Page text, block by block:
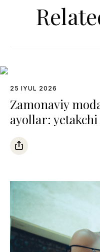
25 IYUL 2026
Zamonaviy
ayollar:
boshqaruvidagi